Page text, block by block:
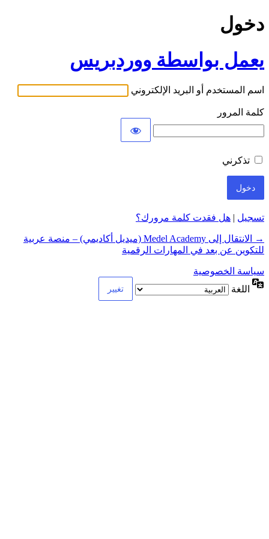
دخول
يعمل بواسطة ووردبريس
اسم المستخدم أو البريد الإلكتروني
كلمة المرور
تذكرني
تسجيل | هل فقدت كلمة مرورك؟
→ الانتقال إلى Medel Academy (ميديل أكاديمي) – منصة عربية
للتكوين عن بعد في المهارات الرقمية
سياسة الخصوصية
اللغة